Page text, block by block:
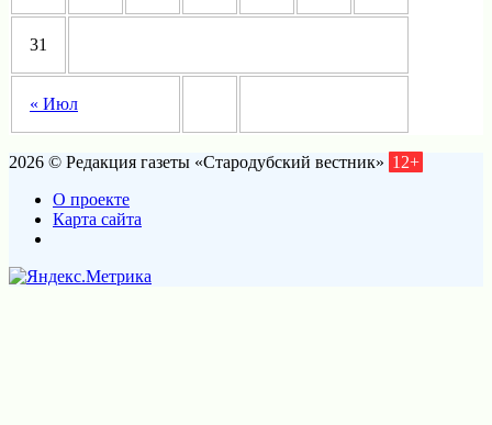
« Июл
31
2026 © Редакция газеты «Стародубский вестник» 12+
О проекте
Карта сайта